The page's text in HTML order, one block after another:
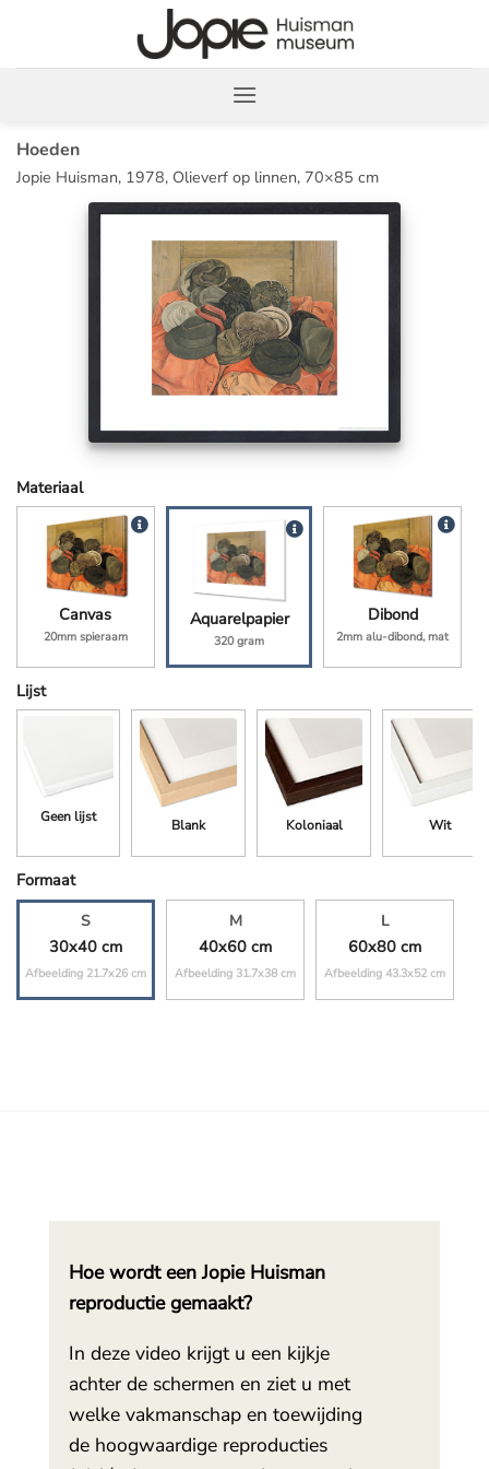
inhoud
Hoeden
Jopie Huisman, 1978, Olieverf op linnen, 70×85 cm
Materiaal
Canvas
20mm spieraam
Aquarelpapier
320 gram
Dibond
2mm alu-dibond, mat
Lijst
Geen lijst Blank Koloniaal Wit
Formaat
S
30x40 cm
Afbeelding 21.7x26 cm
M
40x60 cm
Afbeelding 31.7x38 cm
L
60x80 cm
Afbeelding 43.3x52 cm
Hoe wordt een Jopie Huisman
reproductie gemaakt?
In deze video krijgt u een kijkje
achter de schermen en ziet u met
welke vakmanschap en toewijding
de hoogwaardige reproducties